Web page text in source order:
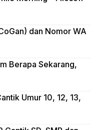
dan Nomor WA
Berapa Sekarang,
Umur 10, 12, 13,